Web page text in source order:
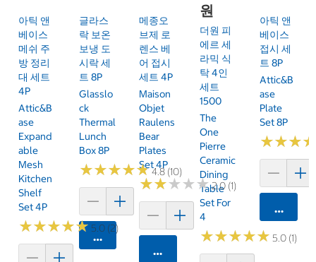
아틱 앤
베이스
메쉬 주
방 정리
대 세트
4P
Attic&B
Ase
Expand
Able
Mesh
Kitchen
Shelf
Set 4P
★★★★★
★★★★★5.0 (2)
글라스
락 보온
보냉 도
시락 세
트 8P
Glasslo
Ck
Thermal
Lunch
Box 8P
★★★★★
★★★★★4.8 (10)
카트에 담기
메종오
브제 로
렌스 베
어 접시
세트 4P
Maison
Objet
Raulens
Bear
Plates
Set 4P
★★★★★
★★★★★2.0 (1)
카트에 담기
원
더원 피
에르 세
라믹 식
탁 4인
세트
1500
The
One
Pierre
Ceramic
Dining
Table
Set For
4
★★★★★
★★★★★ 5.0 (1)
아틱 앤
베이스
접시 세
트 8P
Attic&B
Ase
Plate
Set 8P
★★★
★★★
카트에